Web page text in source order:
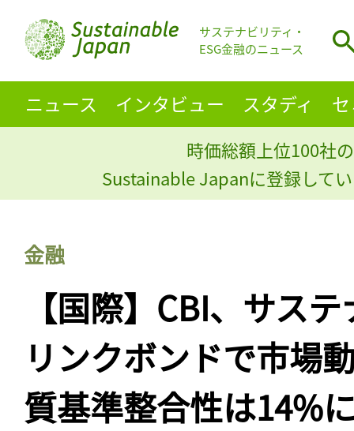
サステナビリティ・
ESG金融のニュース
ニュース インタビュー スタディ
時価総額上位100社
Sustainable Japanに登録して
金融
【国際】CBI、サス
リンクボンドで市場
質基準整合性は14%